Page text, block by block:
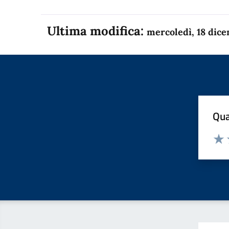
Ultima modifica: mercoledì, 18